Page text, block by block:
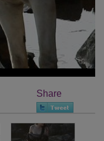
Share